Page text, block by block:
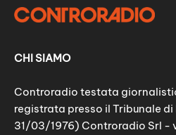
CHI SIAMO
Controradio testata
registrata presso il Tribunale
31/03/1976) Controradio Srl -